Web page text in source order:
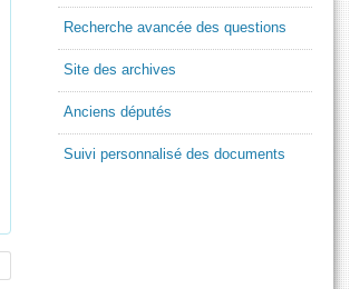
Recherche avancée des questions
Site des archives
Anciens députés
Suivi personnalisé des documents